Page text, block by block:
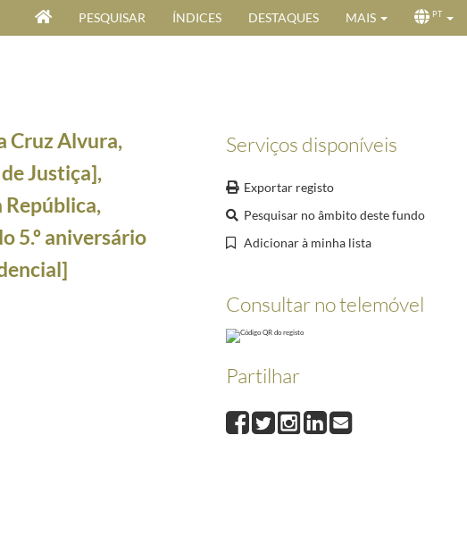
PESQUISAR ÍNDICES DESTAQUES MAIS PT
o pela sua eleição para o cargo presidencial
Craveiro Lopes em que criticava a sua ação enquanto Presidente da República e enaltecia a figura do
presidencial
do 5.º aniversário da sua investidura no cargo presidencial 1963-08-09/1963-08-09
no cargo presidencial]
no cargo presidencial]
1963-08-09/1963-08-09
[pela passagem do 5.º aniversário da sua investidura no cargo presidencial]
da sua investidura no cargo presidencial
1963-08-09/1963-08-09
aniversário da sua investidura no cargo presidencial
da sua investidura no cargo presidencial
do aniversário da publicação do [Plano de Renovação da Marinha de Comércio], vulgarmente
Serviços disponíveis
Exportar registo
Pesquisar no âmbito deste fundo
Adicionar à minha lista
Consultar no telemóvel
Partilhar
Cruz Alvura,
Justiça],
5.º aniversário